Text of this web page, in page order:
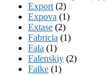
Export (2)
Expova (1)
Extase (2)
Fabricia (1)
Fala (1)
Falenskiy (2)
Falke (1)